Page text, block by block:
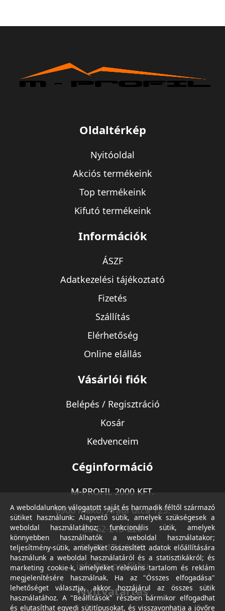
Oldaltérkép
Nyitóoldal
Akciós termékeink
Top termékeink
Kifutó termékeink
Információk
ÁSZF
Adatkezelési tájékoztató
Fizetés
Szállítás
Elérhetőség
Online elállás
Vásárlói fiók
Belépés / Regisztráció
Kosár
Kedvenceim
Céginformáció
M-PROFIL 2000 KFT.
6900 Makó, Aradi utca 125.
06-62-213-220
06-30-174-9490
info@m-profil.hu
Nyitvatartás
A weboldalunkon válogatott saját és harmadik féltől származó
sütiket használunk: Alapvető sütik, amelyek szükségesek a
weboldal használatához; funkcionális sütik, amelyek
könnyebben használhatók a weboldal használatakor;
teljesítmény-sütik, amelyeket összesített adatok előállítására
használunk a weboldal használatáról és a statisztikákról; és
marketing cookie-k, amelyeket releváns tartalom és reklám
megjelenítésére használnak. Ha az "Összes elfogadása"
lehetőséget választja, akkor hozzájárul az összes sütik
használatához. A "Beállítások" részben bármikor elfogadhat
és elutasíthat egyedi sütitípusokat, és visszavonhatja a jövőre